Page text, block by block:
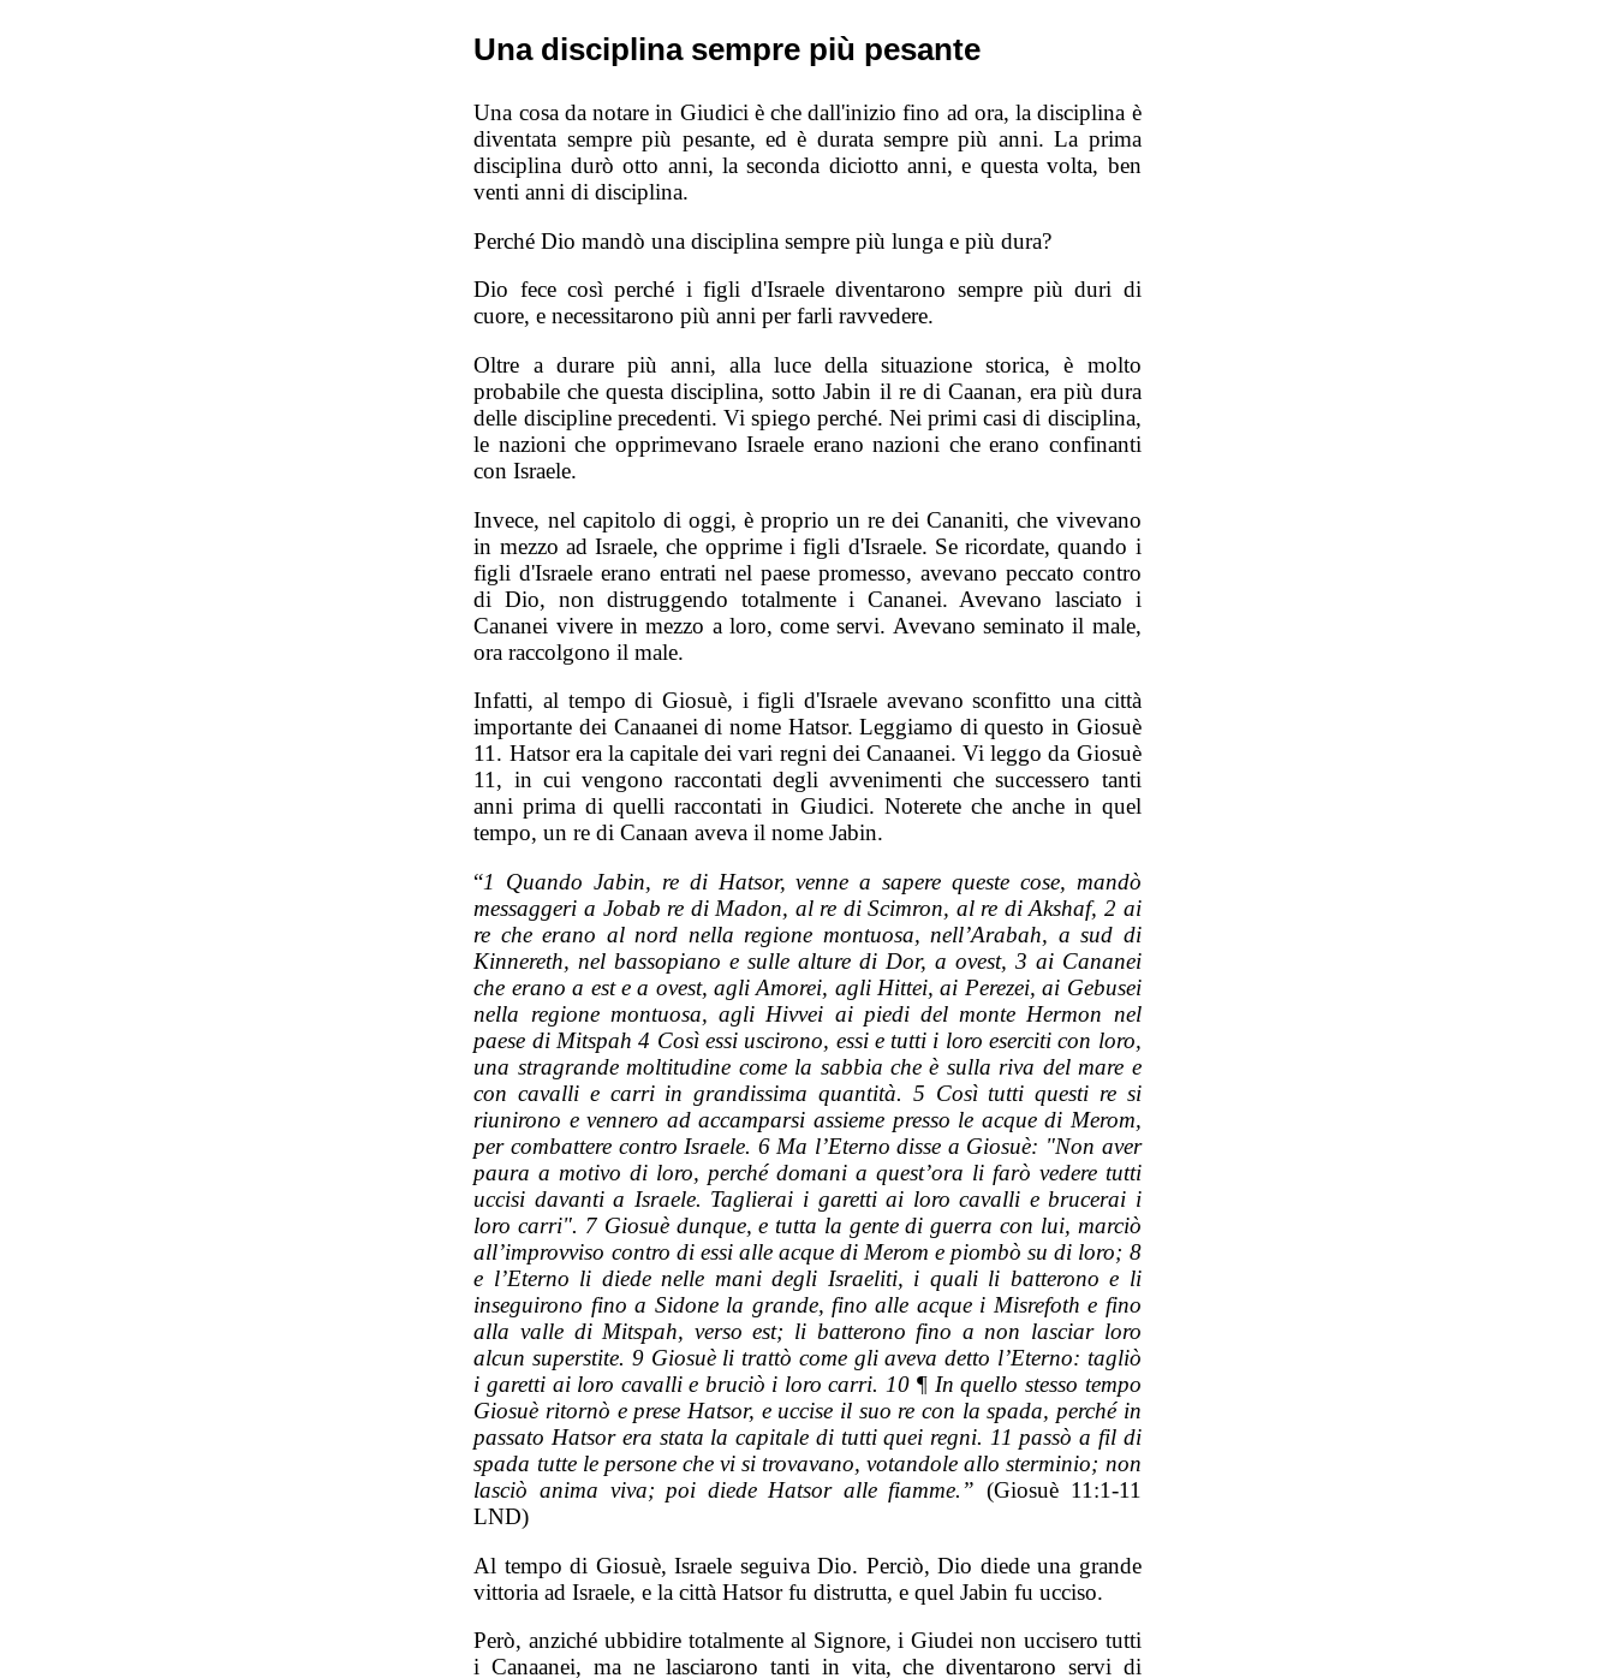
Una disciplina sempre più pesante
Una cosa da notare in Giudici è che dall'inizio fino ad ora, la disciplina è
diventata sempre più pesante, ed è durata sempre più anni. La prima
disciplina durò otto anni, la seconda diciotto anni, e questa volta, ben
venti anni di disciplina.
Perché Dio mandò una disciplina sempre più lunga e più dura?
Dio fece così perché i figli d'Israele diventarono sempre più duri di
cuore, e necessitarono più anni per farli ravvedere.
Oltre a durare più anni, alla luce della situazione storica, è molto
probabile che questa disciplina, sotto Jabin il re di Caanan, era più dura
delle discipline precedenti. Vi spiego perché. Nei primi casi di disciplina,
le nazioni che opprimevano Israele erano nazioni che erano confinanti
con Israele.
Invece, nel capitolo di oggi, è proprio un re dei Cananiti, che vivevano
in mezzo ad Israele, che opprime i figli d'Israele. Se ricordate, quando i
figli d'Israele erano entrati nel paese promesso, avevano peccato contro
di Dio, non distruggendo totalmente i Cananei. Avevano lasciato i
Cananei vivere in mezzo a loro, come servi. Avevano seminato il male,
ora raccolgono il male.
Infatti, al tempo di Giosuè, i figli d'Israele avevano sconfitto una città
importante dei Canaanei di nome Hatsor. Leggiamo di questo in Giosuè
11. Hatsor era la capitale dei vari regni dei Canaanei. Vi leggo da Giosuè
11, in cui vengono raccontati degli avvenimenti che successero tanti
anni prima di quelli raccontati in Giudici. Noterete che anche in quel
tempo, un re di Canaan aveva il nome Jabin.
“1 Quando Jabin, re di Hatsor, venne a sapere queste cose, mandò
messaggeri a Jobab re di Madon, al re di Scimron, al re di Akshaf, 2 ai
re che erano al nord nella regione montuosa, nell’Arabah, a sud di
Kinnereth, nel bassopiano e sulle alture di Dor, a ovest, 3 ai Cananei
che erano a est e a ovest, agli Amorei, agli Hittei, ai Perezei, ai Gebusei
nella regione montuosa, agli Hivvei ai piedi del monte Hermon nel
paese di Mitspah 4 Così essi uscirono, essi e tutti i loro eserciti con loro,
una stragrande moltitudine come la sabbia che è sulla riva del mare e
con cavalli e carri in grandissima quantità. 5 Così tutti questi re si
riunirono e vennero ad accamparsi assieme presso le acque di Merom,
per combattere contro Israele. 6 Ma l’Eterno disse a Giosuè: "Non aver
paura a motivo di loro, perché domani a quest’ora li farò vedere tutti
uccisi davanti a Israele. Taglierai i garetti ai loro cavalli e brucerai i
loro carri". 7 Giosuè dunque, e tutta la gente di guerra con lui, marciò
all’improvviso contro di essi alle acque di Merom e piombò su di loro; 8
e l’Eterno li diede nelle mani degli Israeliti, i quali li batterono e li
inseguirono fino a Sidone la grande, fino alle acque i Misrefoth e fino
alla valle di Mitspah, verso est; li batterono fino a non lasciar loro
alcun superstite. 9 Giosuè li trattò come gli aveva detto l’Eterno: tagliò
i garetti ai loro cavalli e bruciò i loro carri. 10 ¶ In quello stesso tempo
Giosuè ritornò e prese Hatsor, e uccise il suo re con la spada, perché in
passato Hatsor era stata la capitale di tutti quei regni. 11 passò a fil di
spada tutte le persone che vi si trovavano, votandole allo sterminio; non
lasciò anima viva; poi diede Hatsor alle fiamme.” (Giosuè 11:1-11
LND)
Al tempo di Giosuè, Israele seguiva Dio. Perciò, Dio diede una grande
vittoria ad Israele, e la città Hatsor fu distrutta, e quel Jabin fu ucciso.
Però, anziché ubbidire totalmente al Signore, i Giudei non uccisero tutti
i Canaanei, ma ne lasciarono tanti in vita, che diventarono servi di